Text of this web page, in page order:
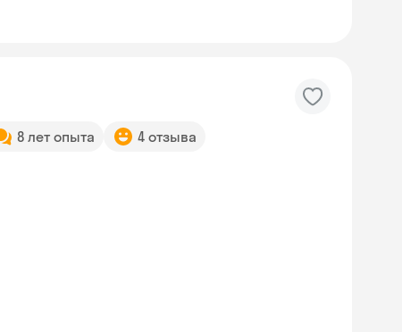
8 лет опыта 4 отзыва